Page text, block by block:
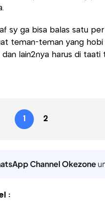
sy ga bisa balas satu
teman-teman yang
dan lain2nya harus di taati
1 2
Channel Okezone
: